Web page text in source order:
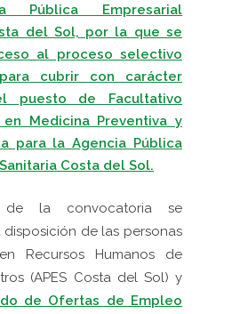
Pública Empresarial
del Sol, por la que se
al proceso selectivo
cubrir con carácter
puesto de Facultativo
en Medicina Preventiva y
para la Agencia Pública
Costa del Sol.
de la convocatoria se
disposición de las personas
Recursos Humanos de
(APES Costa del Sol) y
de Ofertas de Empleo